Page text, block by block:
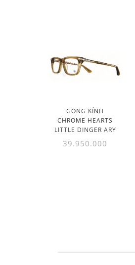
GỌNG KÍNH
CHROME HEARTS
LITTLE DINGER ARY
39.950.000